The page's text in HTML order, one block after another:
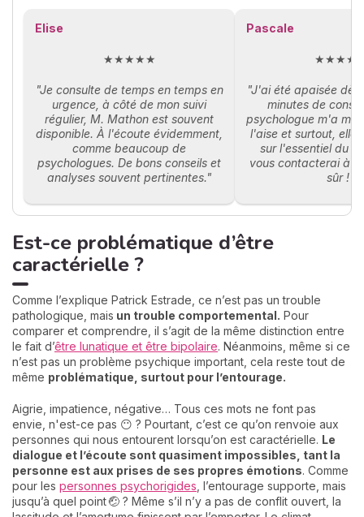
Elise
★★★★★
"Je consulte de temps en temps en
urgence, à côté de mon suivi
régulier, M. Mathon est souvent
disponible. À l'écoute évidemment,
comme beaucoup de
psychologues. De bons conseils et
analyses souvent pertinentes."
Pascale
"J'ai été apaisée dès
minutes de
psychologue m'a
l'aise et surtout, elle
sur l'essentiel du
vous contacterai à
sûr !"
Est-ce problématique d’être
caractérielle ?
Comme l’explique Patrick Estrade, ce n’est pas un trouble
pathologique, mais un trouble comportemental. Pour
comparer et comprendre, il s’agit de la même distinction entre
le fait d’être lunatique et être bipolaire. Néanmoins, même si ce
n’est pas un problème psychique important, cela reste tout de
même problématique, surtout pour l’entourage.
Aigrie, impatience, négative… Tous ces mots ne font pas
envie, n'est-ce pas 😶 ? Pourtant, c’est ce qu’on renvoie aux
personnes qui nous entourent lorsqu’on est caractérielle. Le
dialogue et l’écoute sont quasiment impossibles, tant la
personne est aux prises de ses propres émotions. Comme
pour les personnes psychorigides , l’entourage supporte, mais
jusqu’à quel point 🤕 ? Même s’il n’y a pas de conflit ouvert, la